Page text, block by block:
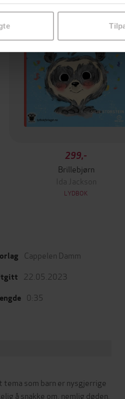
ved å klikke på «Tilpass».
Premium
299,-
Brillebjørn
Ida Jackson
LYDBOK
Cappelen Damm
22.05.2023
0:35
tema som barn er nysgjerrige
å snakke om, nemlig døden.